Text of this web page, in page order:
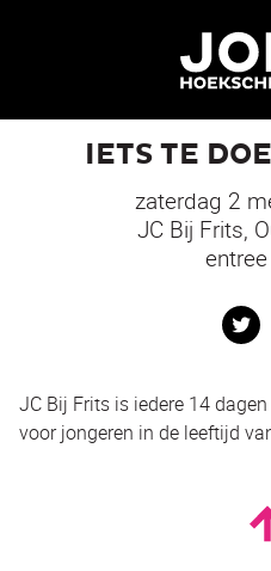
IETS TE
zaterdag 2
JC Bij Frits,
JC Bij Frits is iedere 14
voor jongeren in de leeftijd